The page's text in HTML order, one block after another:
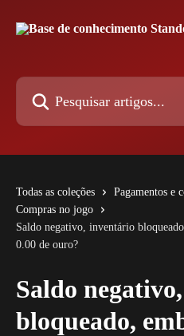
Pesquisar artigos...
Todas as coleções
Pagamentos e
Compras no jogo
Saldo negativo, inventário
0.00 de ouro?
Saldo
bloqueado,